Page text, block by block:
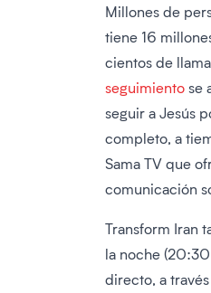
Millones de
tiene 16
cientos de
seguimientose
seguir a Jesús
completo, a
Sama TV que
comunicación
Transform Iran
la noche (20:30
directo, a